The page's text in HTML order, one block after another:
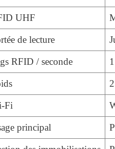
UHF
de lecture
RFID / seconde
Fi
principal